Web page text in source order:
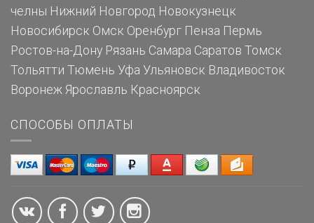
челны Нижний Новгород Новокузнецк
Новосибирск Омск Оренбург Пенза Пермь
Ростов-на-Дону Рязань Самара Саратов Томск
Тольятти Тюмень Уфа Ульяновск Владивосток
Воронеж Ярославль Красноярск
СПОСОБЫ ОПЛАТЫ